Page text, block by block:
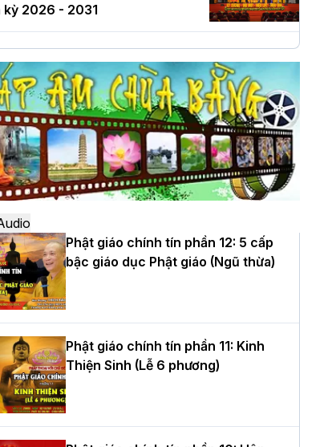
kỳ 2026 - 2031
Long trọng lễ khởi công xây
Trung tâm văn hóa Phật giáo Thủ
Ngày tu học cuối cùng khép lại
sinh hoạt Phật pháp mùa hè lần
tại chùa Bằng
thương trong ngày tu tập thứ
sinh hoạt Phật pháp mùa
Bằng
Thọ Lạc được suy cử làm tân
BTS GHPGVN tỉnh Nghệ An
Phật giáo chính tín phần 12: 5 cấp
bậc giáo dục Phật giáo (Ngũ thừa)
Phật giáo chính tín phần 11: Kinh
Thiện Sinh (Lễ 6 phương)